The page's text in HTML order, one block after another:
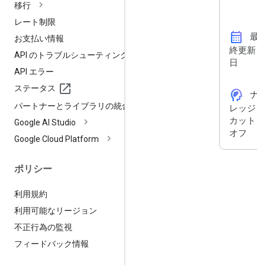
移行
レート制限
お支払い情報
API のトラブルシューティング
API エラー
ステータス
パートナーとライブラリの統合
Google AI Studio
Google Cloud Platform
ポリシー
利用規約
利用可能なリージョン
不正行為の監視
フィードバック情報
calendar_month
終更新
日
cognition_2
レッジ
カット
オフ